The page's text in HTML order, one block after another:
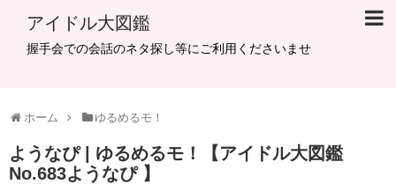
アイドル大図鑑
握手会での会話のネタ探し等にご利用くださいませ
ホーム ゆるめるモ！
ようなぴ | ゆるめるモ！【アイドル大図鑑
No.683ようなぴ 】